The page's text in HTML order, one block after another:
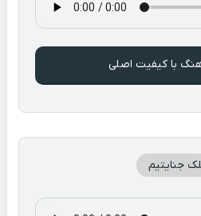
با کیفیت اصلی
جنایتیم